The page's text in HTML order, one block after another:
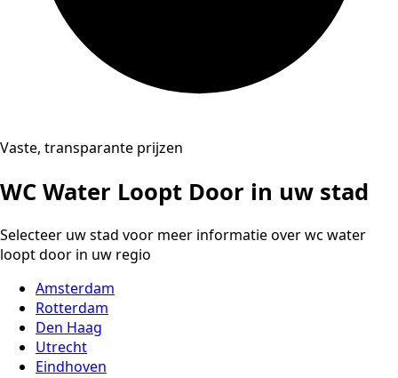
Vaste, transparante prijzen
WC Water Loopt Door in uw stad
Selecteer uw stad voor meer informatie over wc water
loopt door in uw regio
Amsterdam
Rotterdam
Den Haag
Utrecht
Eindhoven